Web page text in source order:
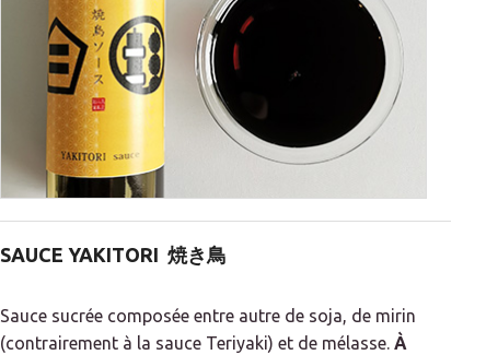
SAUCE YAKITORI焼き鳥
Sauce sucrée composée entre autre de soja, de mirin
(contrairement à la sauce Teriyaki) et de mélasse.À